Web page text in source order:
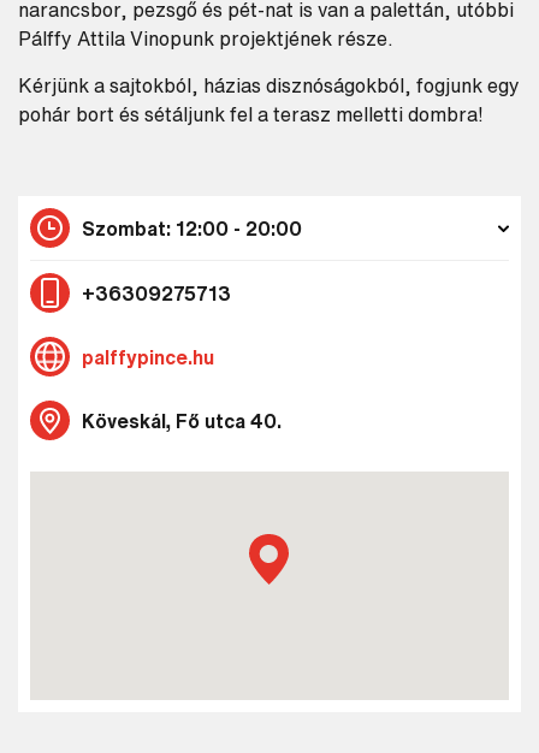
narancsbor, pezsgő és pét-nat is van a palettán, utóbbi
Pálffy Attila Vinopunk projektjének része.
Kérjünk a sajtokból, házias disznóságokból, fogjunk egy
pohár bort és sétáljunk fel a terasz melletti dombra!
Szombat: 12:00 - 20:00
+36309275713
palffypince.hu
Köveskál, Fő utca 40.